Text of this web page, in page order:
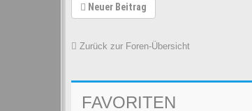
Neuer Beitrag
Zurück zur Foren-Übersicht
FAVORITEN